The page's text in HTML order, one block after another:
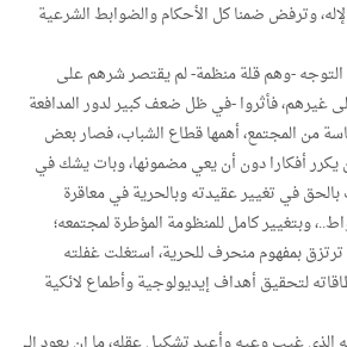
وترفض ضمنا كل الأحكام والضوابط الشرعية
-وهم قلة منظمة- لم يقتصر شرهم على
غيرهم، فأثروا -في ظل ضعف كبير لدور المدافعة
من المجتمع، أهمها قطاع الشباب، فصار بعض
يكرر أفكارا دون أن يعي مضمونها، وبات يشك في
في تغيير عقيدته وبالحرية في معاقرة
وبتغيير كامل للمنظومة المؤطرة لمجتمعه؛
بمفهوم منحرف للحرية، استغلت غفلته
لتحقيق أهداف إيديولوجية وأطماع لائكية